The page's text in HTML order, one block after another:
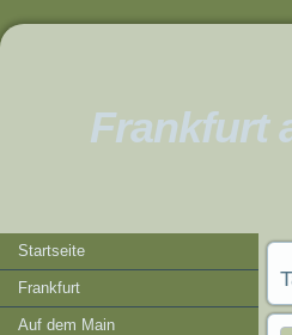
Frankfurt
Startseite
Frankfurt
Auf dem Main